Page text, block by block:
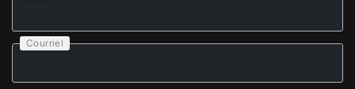
Courriel